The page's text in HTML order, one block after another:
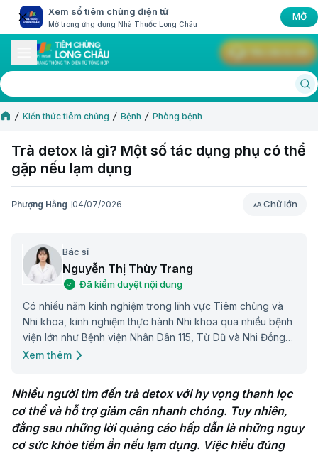
Xem sổ tiêm chủng điện tử
Mở trong ứng dụng Nhà Thuốc Long Châu
MỞ
Kiến thức tiêm chủng Bệnh Phòng bệnh
Trà detox là gì? Một số tác dụng phụ có thể
gặp nếu lạm dụng
Phượng Hằng 04/07/2026 Chữ lớn
Bác sĩ
Nguyễn Thị Thùy Trang
Đã kiểm duyệt nội dung
Có nhiều năm kinh nghiệm trong lĩnh vực Tiêm chủng và
Nhi khoa, kinh nghiệm thực hành Nhi khoa qua nhiều bệnh
viện lớn như Bệnh viện Nhân Dân 115, Từ Dũ và Nhi Đồng 1.
Bác sĩ luôn liên tục cập nhật và trau dồi chuyên môn để
Xem thêm
Nhiều người tìm đến trà detox với hy vọng thanh lọc
cơ thể và hỗ trợ giảm cân nhanh chóng. Tuy nhiên,
đằng sau những lời quảng cáo hấp dẫn là những nguy
cơ sức khỏe tiềm ẩn nếu lạm dụng. Việc hiểu đúng